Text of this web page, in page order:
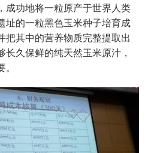
成功地将一粒原产于世界人类
址的一粒黑色玉米种子培育成
把其中的营养物质完整提取出
久保鲜的纯天然玉米原汁，